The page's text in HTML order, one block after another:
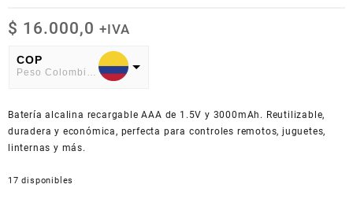
$ 16.000,0 +IVA
COP
American Dollar
Batería alcalina recargable AAA de 1.5V y 3000mAh. Reutilizable,
duradera y económica, perfecta para controles remotos, juguetes,
linternas y más.
17 disponibles